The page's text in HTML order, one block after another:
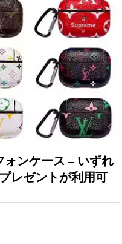
ンケース – いずれ
レゼントが利用可